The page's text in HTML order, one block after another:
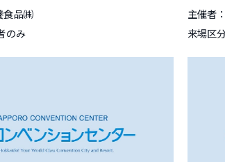
食品㈱
のみ
主催者
来場区